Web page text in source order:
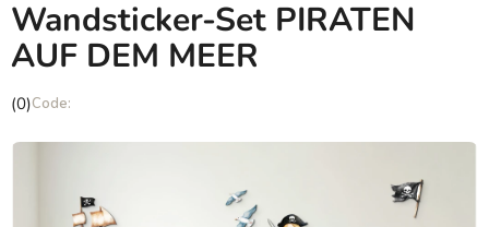
Wandsticker-Set PIRATEN
AUF DEM MEER
Die
Produktbewertung
(0)